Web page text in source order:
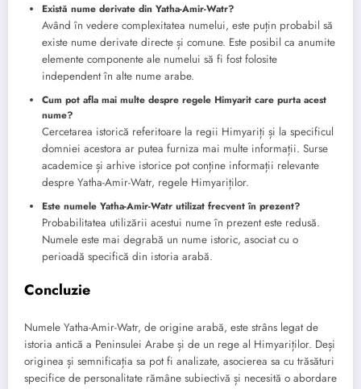
Există nume derivate din Yatha-Amir-Watr?
Având în vedere complexitatea numelui, este puțin probabil să
existe nume derivate directe și comune. Este posibil ca anumite
elemente componente ale numelui să fi fost folosite
independent în alte nume arabe.
Cum pot afla mai multe despre regele Himyarit care purta acest
nume?
Cercetarea istorică referitoare la regii Himyariți și la specificul
domniei acestora ar putea furniza mai multe informații. Surse
academice și arhive istorice pot conține informații relevante
despre Yatha-Amir-Watr, regele Himyariților.
Este numele Yatha-Amir-Watr utilizat frecvent în prezent?
Probabilitatea utilizării acestui nume în prezent este redusă.
Numele este mai degrabă un nume istoric, asociat cu o
perioadă specifică din istoria arabă.
Concluzie
Numele Yatha-Amir-Watr, de origine arabă, este strâns legat de
istoria antică a Peninsulei Arabe și de un rege al Himyariților. Deși
originea și semnificația sa pot fi analizate, asocierea sa cu trăsături
specifice de personalitate rămâne subiectivă și necesită o abordare